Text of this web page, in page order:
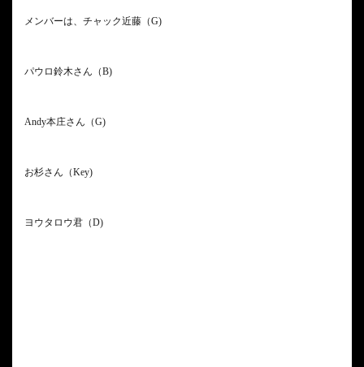
メンバーは、チャック近藤（G)
パウロ鈴木さん（B)
Andy本庄さん（G)
お杉さん（Key)
ヨウタロウ君（D)